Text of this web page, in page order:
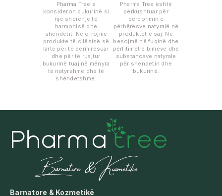
Pharma Tree e
konsideron bukurinë si
një shprehje të
harmonisë dhe
shëndetit. Ne ofrojmë
produkte të cilësisë së
lartë për të përmirësuar
dhe për të ruajtur
bukurinë tuaj në mënyra
të natyrshme dhe të
shëndetshme.
Pharma Tree është
përkushtuar për
përdorimin e
përbërësve natyralë në
produktet e saj. Ne
besojmë në fuqinë dhe
përfitimet e bimëve dhe
substancave natyrale
për shëndetin dhe
bukurinë.
Barnatore & Kozmetikë